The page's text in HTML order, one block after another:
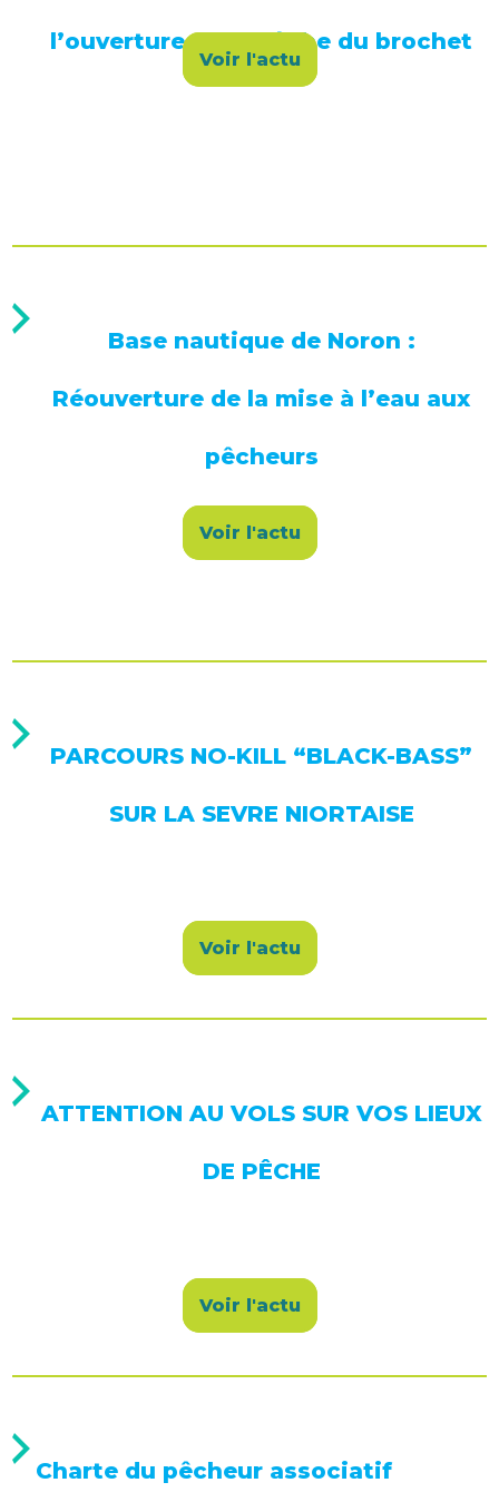
Voir l'actu
l’ouverture de la pêche du brochet
Voir l'actu
Base nautique de Noron :
Réouverture de la mise à l’eau aux
pêcheurs
Voir l'actu
PARCOURS NO-KILL “BLACK-BASS”
SUR LA SEVRE NIORTAISE
Voir l'actu
ATTENTION AU VOLS SUR VOS LIEUX
DE PÊCHE
Charte du pêcheur associatif